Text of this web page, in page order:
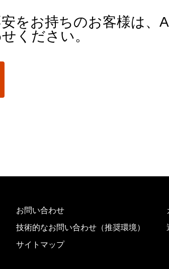
をお持ちのお客様は
ください。
お問い合わせ
技術的なお問い合わせ（推奨環境）
サイトマップ